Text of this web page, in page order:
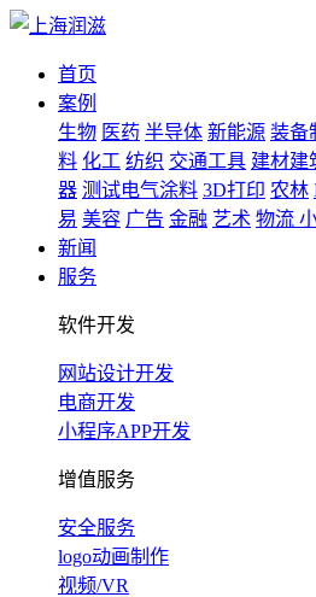
首页
案例
生物 医药 半导体 新能源 装备
料 化工 纺织 交通工具 建材建
器 测试电气涂料 3D打印 农林
易 美容 广告 金融 艺术 物流
新闻
服务
软件开发
网站设计开发
电商开发
小程序APP开发
增值服务
安全服务
logo动画制作
视频/VR